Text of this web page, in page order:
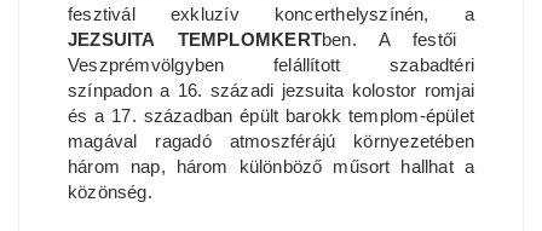
fesztivál exkluzív koncerthelyszínén, a
JEZSUITA TEMPLOMKERTben. A festői
Veszprémvölgyben felállított szabadtéri
színpadon a 16. századi jezsuita kolostor romjai
és a 17. században épült barokk templom-épület
magával ragadó atmoszférájú környezetében
három nap, három különböző műsort hallhat a
közönség.